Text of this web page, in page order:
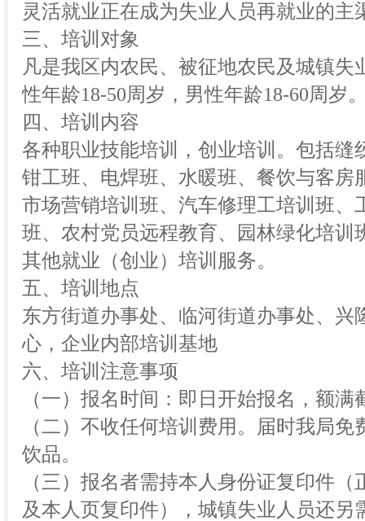
灵活就业正在成为失业人员再就业的主
三、培训对象
凡是我区内农民、被征地农民及城镇
性年龄18-50周岁，男性年龄18-60周岁
四、培训内容
各种职业技能培训，创业培训。包括
钳工班、电焊班、水暖班、餐饮与客房
市场营销培训班、汽车修理工培训班、
班、农村党员远程教育、园林绿化培
其他就业（创业）培训服务。
五、培训地点
东方街道办事处、临河街道办事处、
心，企业内部培训基地
六、培训注意事项
（一）报名时间：即日开始报名，额满
（二）不收任何培训费用。届时我局
饮品。
（三）报名者需持本人身份证复印件
及本人页复印件），城镇失业人员还